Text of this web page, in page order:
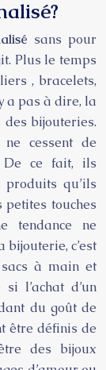
sans pour
Plus le temps
, bracelets,
a pas à dire, la
des bijouteries.
cessent de
De ce fait, ils
qu’ils
touches
tendance ne
bijouterie, c’est
à main et
l’achat d’un
du goût de
être définis de
des bijoux